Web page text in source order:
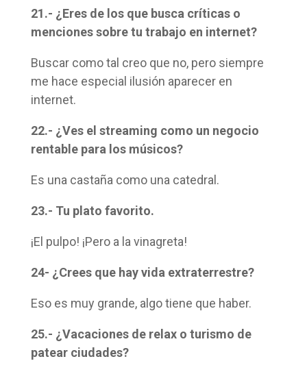
21.- ¿Eres de los que busca críticas o
menciones sobre tu trabajo en internet?
Buscar como tal creo que no, pero siempre
me hace especial ilusión aparecer en
internet.
22.- ¿Ves el streaming como un negocio
rentable para los músicos?
Es una castaña como una catedral.
23.- Tu plato favorito.
¡El pulpo! ¡Pero a la vinagreta!
24- ¿Crees que hay vida extraterrestre?
Eso es muy grande, algo tiene que haber.
25.- ¿Vacaciones de relax o turismo de
patear ciudades?